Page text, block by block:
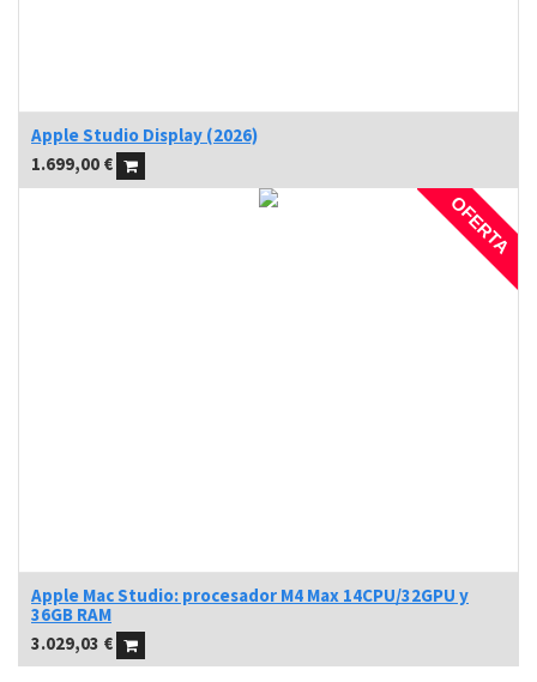
Apple Studio Display (2026)
1.699,00 €
OFERTA
Apple Mac Studio: procesador M4 Max 14CPU/32GPU y
36GB RAM
3.029,03 €